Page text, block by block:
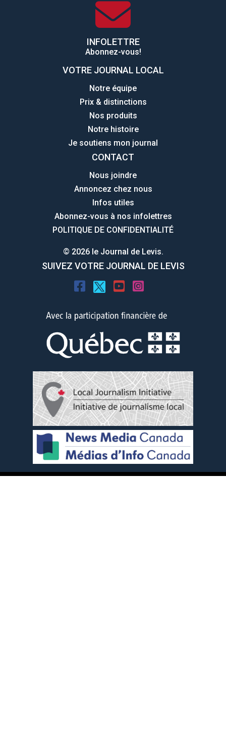
INFOLETTRE
Abonnez-vous!
VOTRE JOURNAL LOCAL
Notre équipe
Prix & distinctions
Nos produits
Notre histoire
Je soutiens mon journal
CONTACT
Nous joindre
Annoncez chez nous
Infos utiles
Abonnez-vous à nos infolettres
POLITIQUE DE CONFIDENTIALITÉ
© 2026 le Journal de Levis.
SUIVEZ VOTRE JOURNAL DE LEVIS